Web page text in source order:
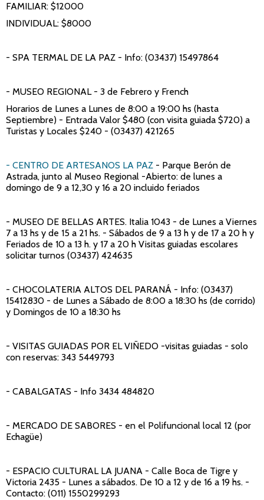
FAMILIAR: $12000
INDIVIDUAL: $8000
- SPA TERMAL DE LA PAZ - Info: (03437) 15497864
- MUSEO REGIONAL- 3 de Febrero y French
Horarios de Lunes a Lunes de 8:00 a 19:00 hs (hasta
Septiembre) - Entrada Valor $480 (con visita guiada $720) a
Turistas y Locales $240 - (03437) 421265
- CENTRO DE ARTESANOS LA PAZ - Parque Berón de
Astrada, junto al Museo Regional -Abierto: de lunes a
domingo de 9 a 12,30 y 16 a 20 incluido feriados
- MUSEO DE BELLAS ARTES. Italia 1043 - de Lunes a Viernes
7 a 13 hs y de 15 a 21 hs. - Sábados de 9 a 13 h y de 17 a 20 h y
Feriados de 10 a 13 h. y 17 a 20 h Visitas guiadas escolares
solicitar turnos (03437) 424635
- CHOCOLATERIA ALTOS DEL PARANÁ - Info: (03437)
15412830 - de Lunes a Sábado de 8:00 a 18:30 hs (de corrido)
y Domingos de 10 a 18:30 hs
- VISITAS GUIADAS POR EL VIÑEDO -visitas guiadas - solo
con reservas: 343 5449793
- CABALGATAS - Info 3434 484820
- MERCADO DE SABORES - en el Polifuncional local 12 (por
Echagüe)
- ESPACIO CULTURAL LA JUANA - Calle Boca de Tigre y
Victoria 2435 - Lunes a sábados. De 10 a 12 y de 16 a 19 hs. -
Contacto: (011) 1550299293